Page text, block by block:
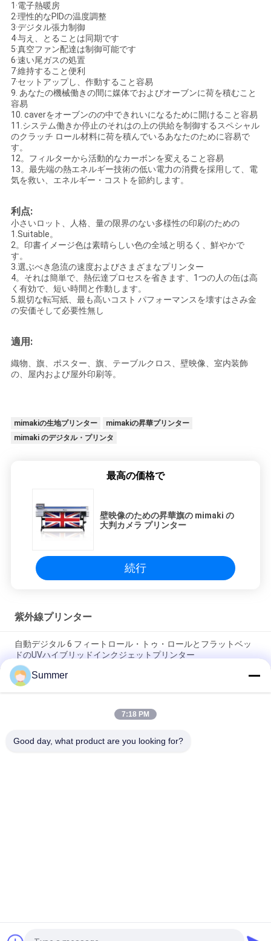
1·電子熱暖房
2·理性的なPIDの温度調整
3·デジタル張力制御
4·与え、とることは同期です
5·真空ファン配達は制御可能です
6·速い尾ガスの処置
7·維持すること便利
7·セットアップし、作動すること容易
9. あなたの機械働きの間に媒体でおよびオーブンに荷を積むこと
容易
10. caverをオーブンのの中できれいになるために開けること容易
11.システム働きか停止のそれはの上の供給を制御するスペシャル
のクラッチ ロール材料に荷を積んでいるあなたのために容易で
す。
12。フィルターから活動的なカーボンを変えること容易
13。最先端の熱エネルギー技術の低い電力の消費を採用して、電
気を救い、エネルギー・コストを節約します。
利点:
小さいロット、人格、量の限界のない多様性の印刷のための
1.Suitable。
2。印書イメージ色は素晴らしい色の全域と明るく、鮮やかで
す。
3.選ぶべき急流の速度およびさまざまなプリンター
4。それは簡単で、熱伝達プロセスを省きます、1つの人の缶は高
く有効で、短い時間と作動します。
5.親切な転写紙、最も高いコスト パフォーマンスを壊すはさみ金
の安価そして必要性無し
適用:
織物、旗、ポスター、旗、テーブルクロス、壁映像、室内装飾
の、屋内および屋外印刷等。
mimakiの生地プリンター
mimakiの昇華プリンター
mimaki のデジタル・プリンタ
最高の価格で
壁映像のための昇華旗の mimaki の
大判カメラ プリンター
続行
紫外線プリンター
自動デジタル 6 フィートロール・トゥ・ロールとフラットベッ
ドのUVハイブリッドインクジェットプリンター
ロール・ツー・ロール フラットベッド印刷 UVハイブリッドプ
リンター ポスター広告 電子装飾材料 クラフト用
デジタル高品質のフラットベッドとロールをロールするUVハイ
Summer
7:18 PM
Good day, what product are you looking for?